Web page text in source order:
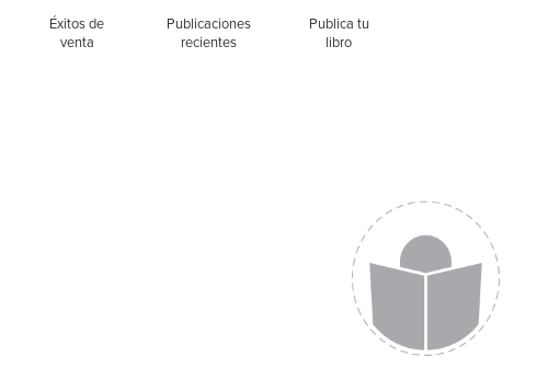
Éxitos de
venta
Publicaciones
recientes
Publica tu
libro